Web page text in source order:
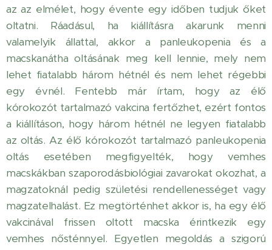
az az elmélet, hogy évente egy időben tudjuk őket
oltatni. Ráadásul, ha kiállításra akarunk menni
valamelyik állattal, akkor a panleukopenia és a
macskanátha oltásának meg kell lennie, mely nem
lehet fiatalabb három hétnél és nem lehet régebbi
egy évnél. Fentebb már írtam, hogy az élő
kórokozót tartalmazó vakcina fertőzhet, ezért fontos
a kiállításon, hogy három hétnél ne legyen fiatalabb
az oltás. Az élő kórokozót tartalmazó panleukopenia
oltás esetében megfigyelték, hogy vemhes
macskákban szaporodásbiológiai zavarokat okozhat, a
magzatoknál pedig születési rendellenességet vagy
magzatelhalást. Ez megtörténhet akkor is, ha egy élő
vakcinával frissen oltott macska érintkezik egy
vemhes nősténnyel. Egyetlen megoldás a szigorú